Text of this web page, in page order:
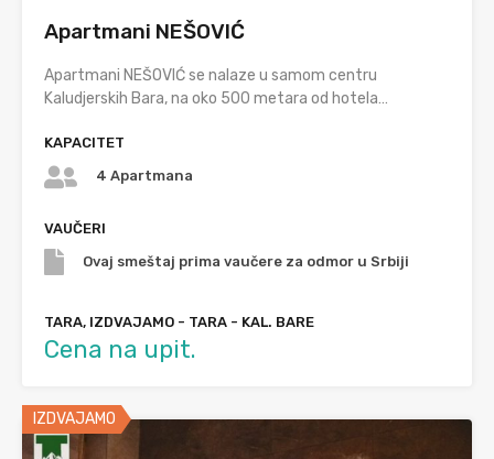
Apartmani NEŠOVIĆ
Apartmani NEŠOVIĆ se nalaze u samom centru
Kaludjerskih Bara, na oko 500 metara od hotela…
KAPACITET
4 Apartmana
VAUČERI
Ovaj smeštaj prima vaučere za odmor u Srbiji
TARA, IZDVAJAMO - TARA - KAL. BARE
Cena na upit.
IZDVAJAMO